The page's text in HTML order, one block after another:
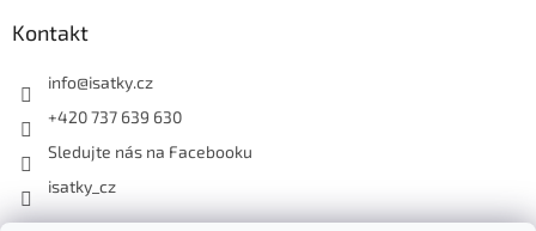
Kontakt
info@isatky.cz
+420 737 639 630
Sledujte nás na Facebooku
isatky_cz